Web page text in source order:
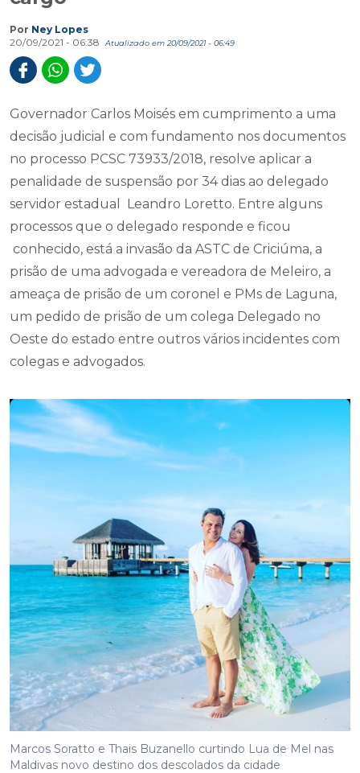
Por Ney Lopes
20/09/2021 - 06:38
Atualizado em 20/09/2021 - 06:49
Governador Carlos Moisés em cumprimento a uma
decisão judicial e com fundamento nos documentos
no processo PCSC 73933/2018, resolve aplicar a
penalidade de suspensão por 34 dias ao delegado
servidor estadual Leandro Loretto. Entre alguns
processos que o delegado responde e ficou
conhecido, está a invasão da ASTC de Criciúma, a
prisão de uma advogada e vereadora de Meleiro, a
ameaça de prisão de um coronel e PMs de Laguna,
um pedido de prisão de um colega Delegado no
Oeste do estado entre outros vários incidentes com
colegas e advogados.
Marcos Soratto e Thais Buzanello curtindo Lua de Mel nas
Maldivas novo destino dos descolados da cidade